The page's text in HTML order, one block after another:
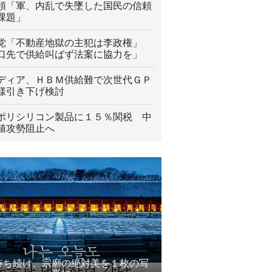
「軍、内乱で失墜した国民の信頼
題」
「不動産地獄の主犯は李政権」
先で供給叫ばず法案に協力を」
ィア、ＨＢＭ供給難で次世代ＧＰ
引き下げ検討
リシリコン製品に１５％関税 中
攻勢阻止へ
ち続け、宗廟の絶対美を１枚の写